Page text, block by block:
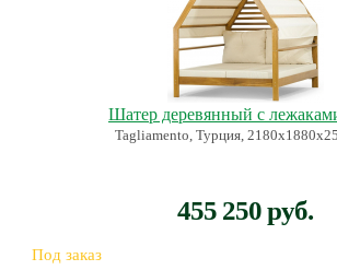
Шатер деревянный с
Tagliamento, Турция,
455 250 руб.
Под заказ